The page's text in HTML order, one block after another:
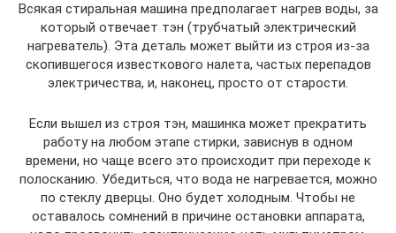
Всякая стиральная машина предполагает нагрев воды, за
который отвечает тэн (трубчатый электрический
нагреватель). Эта деталь может выйти из строя из-за
скопившегося известкового налета, частых перепадов
электричества, и, наконец, просто от старости.
Если вышел из строя тэн, машинка может прекратить
работу на любом этапе стирки, зависнув в одном
времени, но чаще всего это происходит при переходе к
полосканию. Убедиться, что вода не нагревается, можно
по стеклу дверцы. Оно будет холодным. Чтобы не
оставалось сомнений в причине остановки аппарата,